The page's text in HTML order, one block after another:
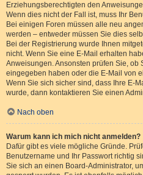
Erziehungsberechtigten den
Wenn dies nicht der Fall ist, muss Ihr
Bei einigen Foren müssen alle neu
werden – entweder müssen Sie dies
Bei der Registrierung wurde Ihnen
nicht. Wenn Sie eine E-Mail erhalten
Anweisungen. Ansonsten prüfen Sie, ob
eingegeben haben oder die E-Mail von
Wenn Sie sich sicher sind, dass Ihre E-
wurde, dann kontaktieren Sie einen
Nach oben
Warum kann ich mich nicht anmelden?
Dafür gibt es viele mögliche Gründe.
Benutzername und Ihr Passwort richtig
Sie sich an einen Board-Administrator,